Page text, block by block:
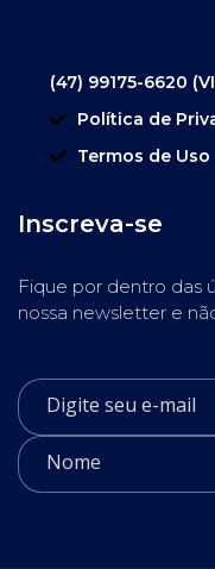
(47) 99175-6620
Política de
Termos de Uso
Inscreva-se
Fique por dentro das
nossa newsletter e